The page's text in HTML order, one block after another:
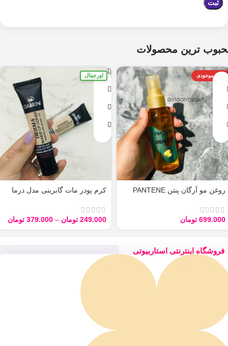
ترین محصولات
اتمام موجودی
روغن مو آرگان پنتن PANTENE
699.000 تومان
اورجینال
کرم پودر مات گابرینی مدل درما
249.000 تومان –
379.000 تومان
فروشگاه اینترنتی استاربیوتی